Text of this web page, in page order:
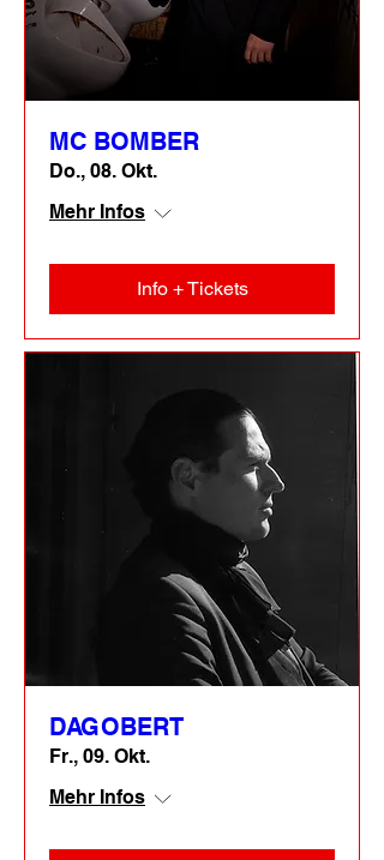
MC BOMBER
Do., 08. Okt.
Mehr Infos
Info + Tickets
DAGOBERT
Fr., 09. Okt.
Mehr Infos